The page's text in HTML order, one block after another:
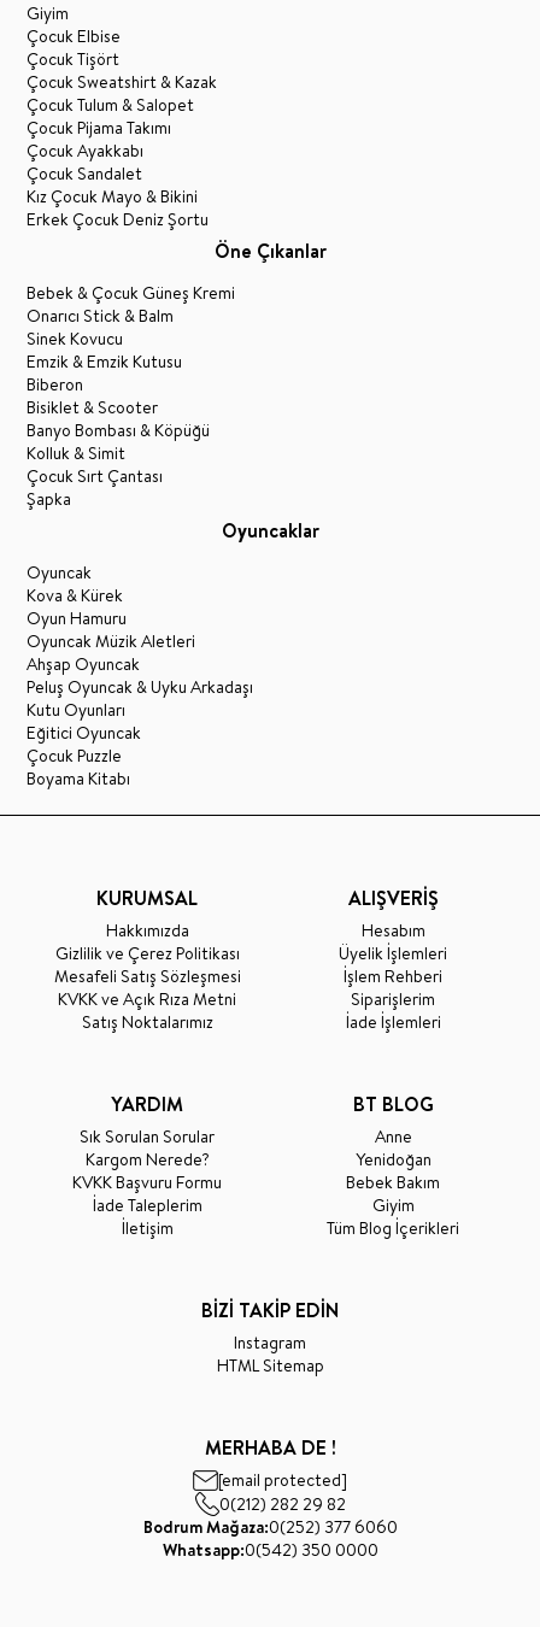
Giyim
Çocuk Elbise
Çocuk Tişört
Çocuk Sweatshirt & Kazak
Çocuk Tulum & Salopet
Çocuk Pijama Takımı
Çocuk Ayakkabı
Çocuk Sandalet
Kız Çocuk Mayo & Bikini
Erkek Çocuk Deniz Şortu
Öne Çıkanlar
Bebek & Çocuk Güneş Kremi
Onarıcı Stick & Balm
Sinek Kovucu
Emzik & Emzik Kutusu
Biberon
Bisiklet & Scooter
Banyo Bombası & Köpüğü
Kolluk & Simit
Çocuk Sırt Çantası
Şapka
Oyuncaklar
Oyuncak
Kova & Kürek
Oyun Hamuru
Oyuncak Müzik Aletleri
Ahşap Oyuncak
Peluş Oyuncak & Uyku Arkadaşı
Kutu Oyunları
Eğitici Oyuncak
Çocuk Puzzle
Boyama Kitabı
KURUMSAL
Hakkımızda
Gizlilik ve Çerez Politikası
Mesafeli Satış Sözleşmesi
KVKK ve Açık Rıza Metni
Satış Noktalarımız
ALIŞVERİŞ
Hesabım
Üyelik İşlemleri
İşlem Rehberi
Siparişlerim
İade İşlemleri
YARDIM
Sık Sorulan Sorular
Kargom Nerede?
KVKK Başvuru Formu
İade Taleplerim
İletişim
BT BLOG
Anne
Yenidoğan
Bebek Bakım
Giyim
Tüm Blog İçerikleri
BİZİ TAKİP EDİN
Instagram
HTML Sitemap
MERHABA DE !
[email protected]
0(212) 282 29 82
Bodrum Mağaza:0(252) 377 6060
Whatsapp:0(542) 350 0000